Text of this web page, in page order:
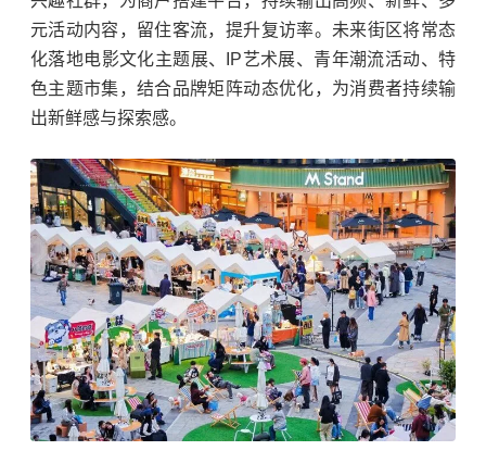
元活动内容，留住客流，提升复访率。 未来街区将常态
化落地电影文化主题展、IP艺术展、青年潮流活动、特
色主题市集，结合品牌矩阵动态优化，为消费者持续输
出新鲜感与探索感。